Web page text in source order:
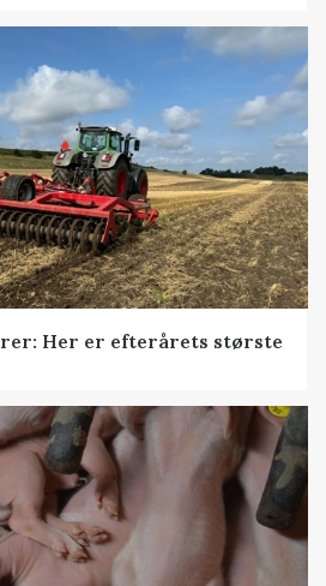
Her er efterårets største